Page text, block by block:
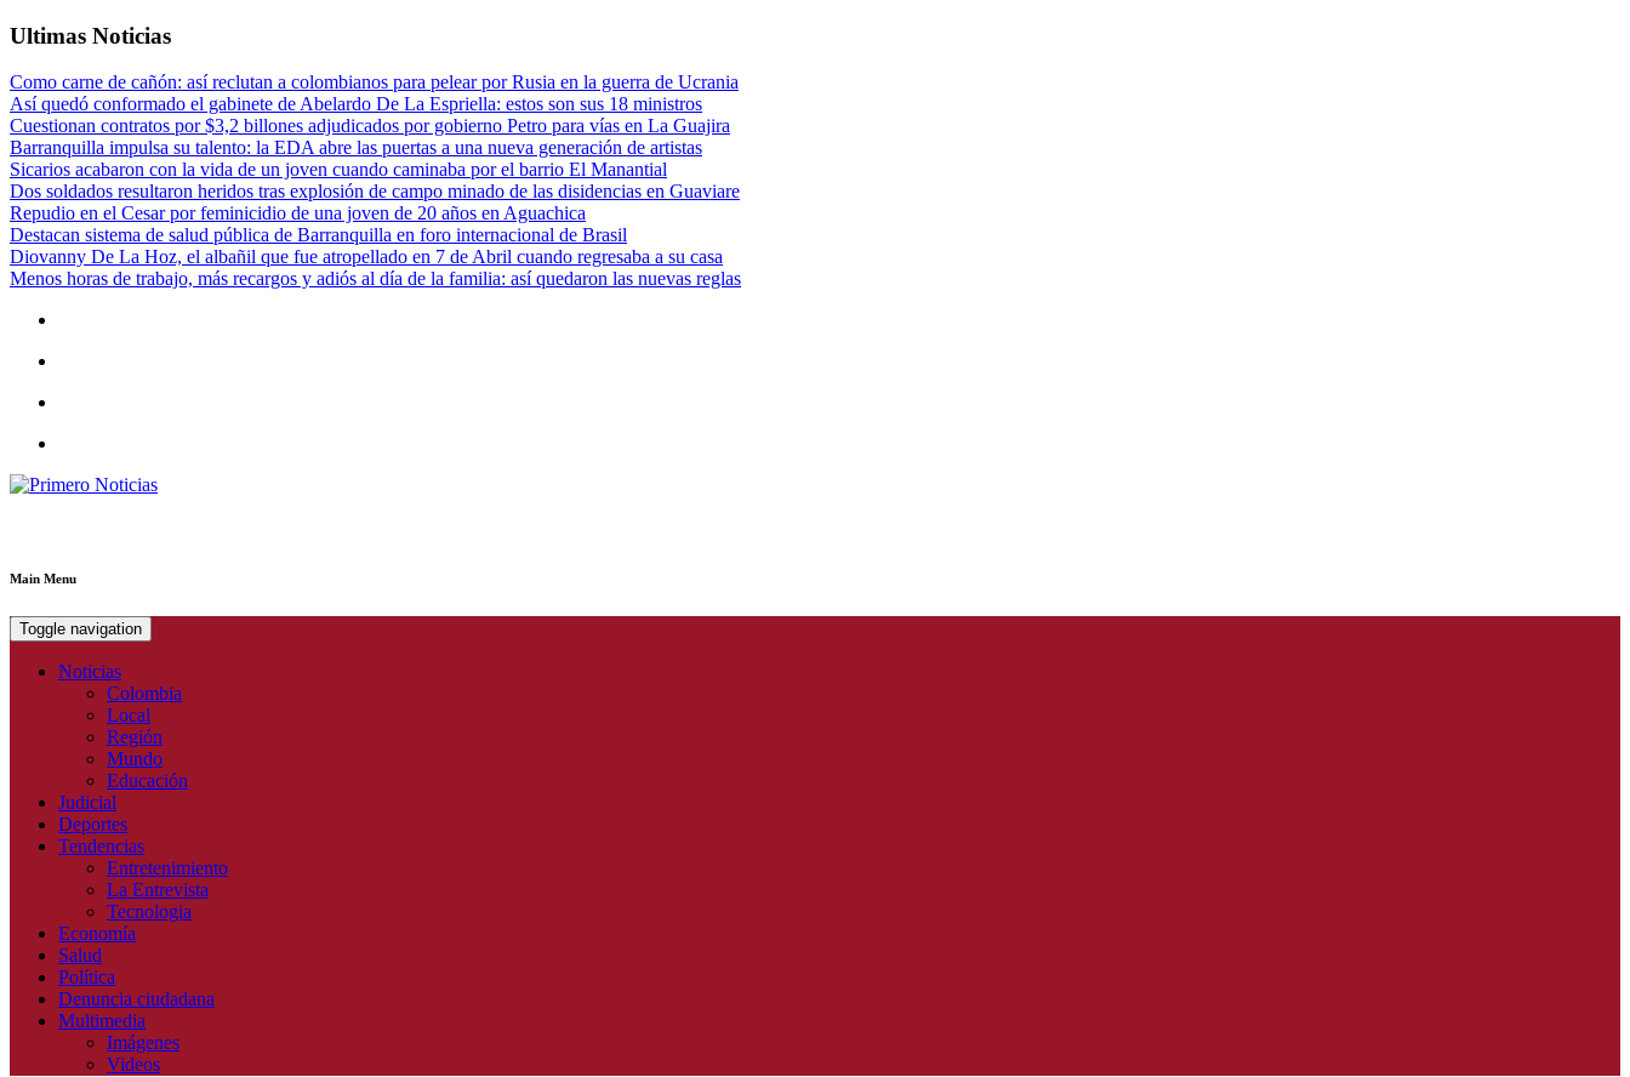
Ultimas Noticias
Como carne de cañón: así reclutan a colombianos para pelear por Rusia en la guerra de Ucrania
Así quedó conformado el gabinete de Abelardo De La Espriella: estos son sus 18 ministros
Cuestionan contratos por $3,2 billones adjudicados por gobierno Petro para vías en La Guajira
Barranquilla impulsa su talento: la EDA abre las puertas a una nueva generación de artistas
Sicarios acabaron con la vida de un joven cuando caminaba por el barrio El Manantial
Dos soldados resultaron heridos tras explosión de campo minado de las disidencias en Guaviare
Repudio en el Cesar por feminicidio de una joven de 20 años en Aguachica
Destacan sistema de salud pública de Barranquilla en foro internacional de Brasil
Diovanny De La Hoz, el albañil que fue atropellado en 7 de Abril cuando regresaba a su casa
Menos horas de trabajo, más recargos y adiós al día de la familia: así quedaron las nuevas reglas
Main Menu
Toggle navigation
Noticias
Colombia
Local
Región
Mundo
Educación
Judicial
Deportes
Tendencias
Entretenimiento
La Entrevista
Tecnologia
Economía
Salud
Política
Denuncia ciudadana
Multimedia
Imágenes
Videos